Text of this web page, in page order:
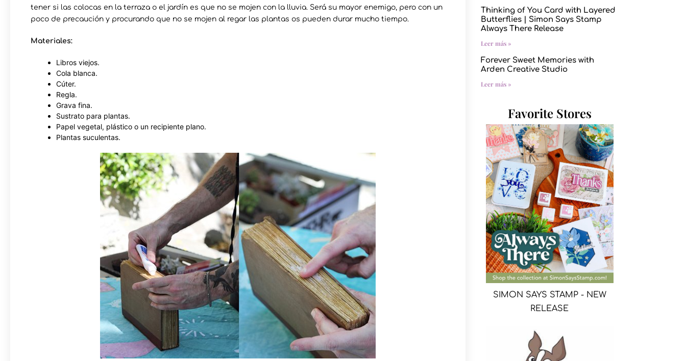
tener si las colocas en la terraza o el jardín es que no se mojen con la lluvia. Será su mayor enemigo, pero con un
poco de precaución y procurando que no se mojen al regar las plantas os pueden durar mucho tiempo.
Materiales:
Libros viejos.
Cola blanca.
Cúter.
Regla.
Grava fina.
Sustrato para plantas.
Papel vegetal, plástico o un recipiente plano.
Plantas suculentas.
Thinking of You Card with Layered
Butterflies | Simon Says Stamp
Always There Release
Leer más »
Forever Sweet Memories with
Arden Creative Studio
Leer más »
Favorite Stores
SIMON SAYS STAMP - NEW
RELEASE